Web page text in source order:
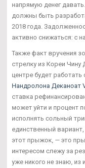
напрямую денег
должны быть
2018 года.
активно снижаться: с
Также факт вручения
стрелку из Кореи
центре будет
Нандролона Деканоат
ставка
может уйти и процент
исполнять сольный
единственный
этот прыжок, — это
интересом слежу за
уже никого не знаю, из